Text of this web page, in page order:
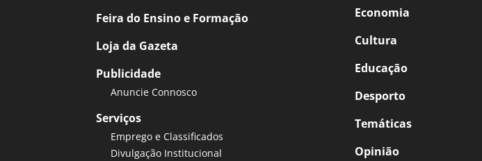
Feira do Ensino e Formação
Loja da Gazeta
Publicidade
Anuncie Connosco
Serviços
Emprego e Classificados
Divulgação Institucional
Economia
Cultura
Educação
Desporto
Temáticas
Opinião